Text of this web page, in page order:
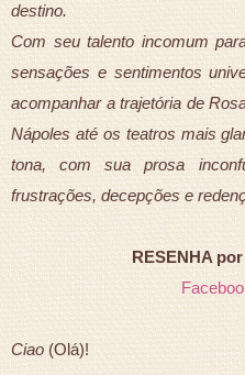
destino.
Com seu talento incomum
sensações e sentimentos
acompanhar a trajetória de
Nápoles até os teatros mais
tona, com sua prosa
frustrações, decepções e
RESENHA
Ciao(Olá)!